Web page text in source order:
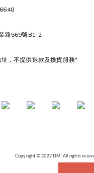
路569號B1-2
，不提供退款及換貨服務*
Copyright © 2022 DM. All rights